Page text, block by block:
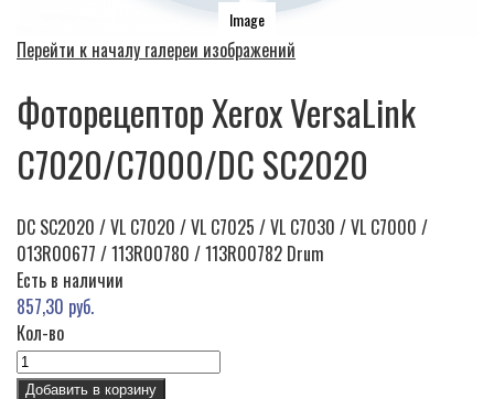
Image
Перейти к началу галереи изображений
Фоторецептор Xerox VersaLink
C7020/C7000/DC SC2020
DC SC2020 / VL C7020 / VL C7025 / VL C7030 / VL C7000 /
013R00677 / 113R00780 / 113R00782 Drum
Есть в наличии
857,30 руб.
Кол-во
Добавить в корзину